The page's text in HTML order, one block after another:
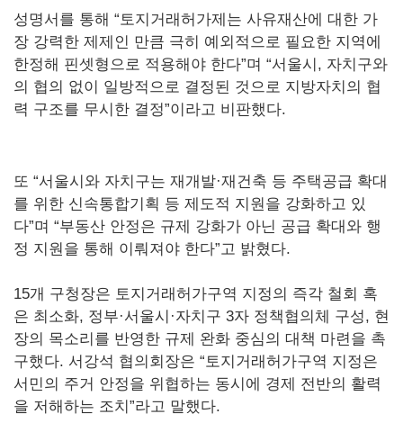
성명서를 통해 “토지거래허가제는 사유재산에 대한 가
장 강력한 제제인 만큼 극히 예외적으로 필요한 지역에
한정해 핀셋형으로 적용해야 한다”며 “서울시, 자치구와
의 협의 없이 일방적으로 결정된 것으로 지방자치의 협
력 구조를 무시한 결정”이라고 비판했다.
또 “서울시와 자치구는 재개발·재건축 등 주택공급 확대
를 위한 신속통합기획 등 제도적 지원을 강화하고 있
다”며 “부동산 안정은 규제 강화가 아닌 공급 확대와 행
정 지원을 통해 이뤄져야 한다”고 밝혔다.
15개 구청장은 토지거래허가구역 지정의 즉각 철회 혹
은 최소화, 정부·서울시·자치구 3자 정책협의체 구성, 현
장의 목소리를 반영한 규제 완화 중심의 대책 마련을 촉
구했다. 서강석 협의회장은 “토지거래허가구역 지정은
서민의 주거 안정을 위협하는 동시에 경제 전반의 활력
을 저해하는 조치”라고 말했다.